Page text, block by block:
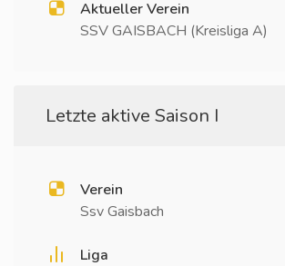
Aktueller Verein
SSV GAISBACH (Kreisliga A)
Letzte aktive Saison I
Verein
Ssv Gaisbach
Liga